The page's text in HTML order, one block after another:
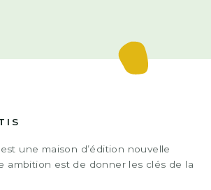
est une maison d’édition nouvelle
ambition est de donner les clés de la